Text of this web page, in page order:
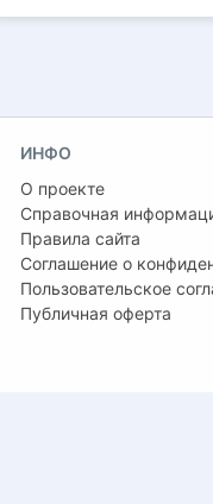
ИНФО
О проекте
Справочная
Правила сайта
Соглашение о
Пользовательское
Публичная оферта